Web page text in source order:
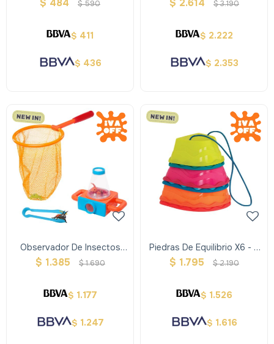
$ 484 $ 590
$ 411
$ 436
$ 2.614 $3.190
$ 2.222
$ 2.353
Observador De Insectos
9pcs
$ 1.385 $1.690
$ 1.177
$ 1.247
Piedras De Equilibrio X6 - B
Toys
$ 1.795 $2.190
$ 1.526
$ 1.616